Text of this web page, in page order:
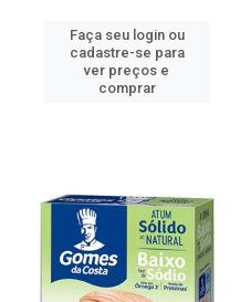
Faça seu login ou
cadastre-se para
ver preços e
comprar